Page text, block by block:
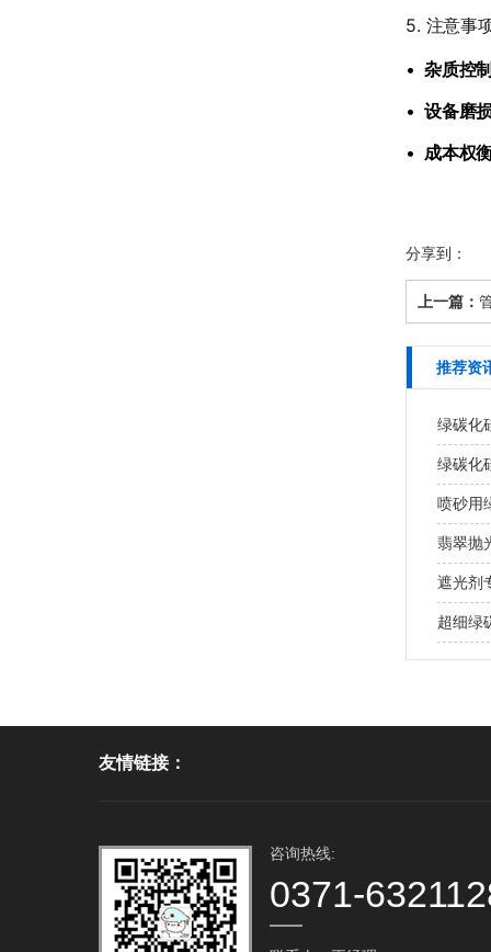
​5. 注意事
• 杂质控
• 设备磨
• 成本权
分享到：
上一篇：
推荐资
绿碳化
绿碳化
喷砂用
翡翠抛
遮光剂
超细绿
友情链接：
咨询热线:
0371-